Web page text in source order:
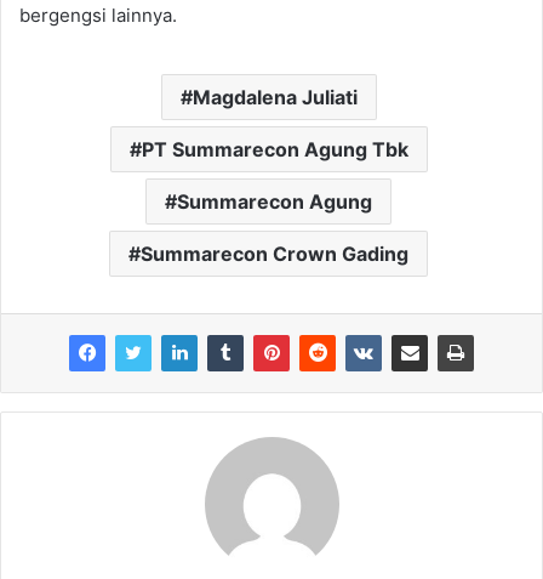
bergengsi lainnya.
Magdalena Juliati
PT Summarecon Agung Tbk
Summarecon Agung
Summarecon Crown Gading